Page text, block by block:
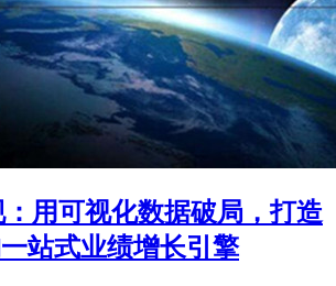
用可视化数据破局，打造
站式业绩增长引擎